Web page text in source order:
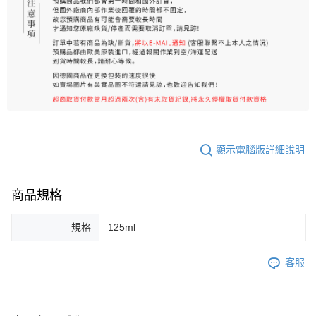
顯示電腦版詳細說明
商品規格
規格 125ml
客服